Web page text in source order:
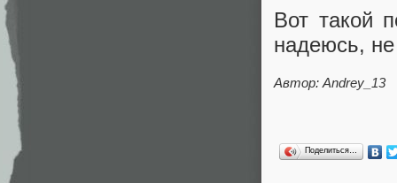
Вот такой
надеюсь,
Автор: Andrey_13
Поделиться…